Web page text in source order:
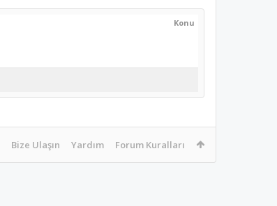
Konu
Bize Ulaşın Yardım Forum Kuralları